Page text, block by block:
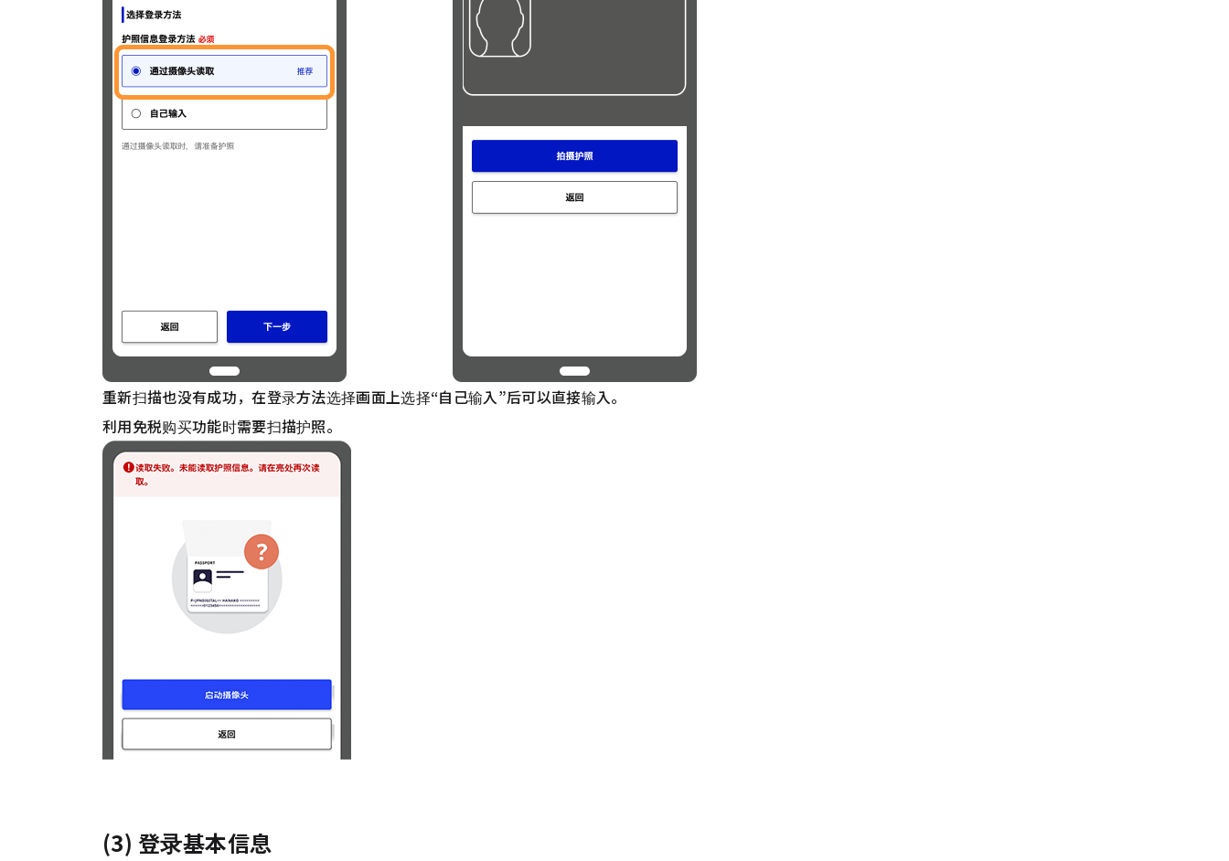
重新扫描也没有成功，在登录方法选择画面上选择“自己输入”后可以直接输入。
利用免税购买功能时需要扫描护照。
(3) 登录基本信息